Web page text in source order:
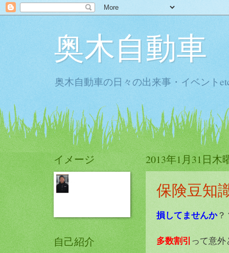
奥木自動車
奥木自動車の日々の出来事・イベント
2013年1月31日木
保険豆知
損してませんか？
多数割引って意外
イメージ
自己紹介